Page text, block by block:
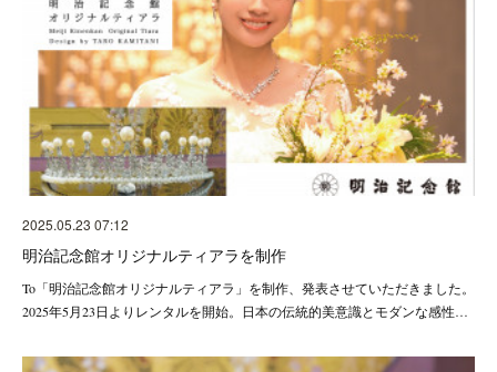
2025.05.23 07:12
明治記念館オリジナルティアラを制作
To「明治記念館オリジナルティアラ」を制作、発表させていただきました。
2025年5月23日よりレンタルを開始。日本の伝統的美意識とモダンな感性…